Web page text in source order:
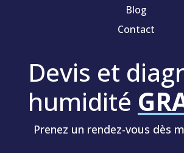
Blog
Contact
Devis et
humidité
Prenez un rendez-vous dès